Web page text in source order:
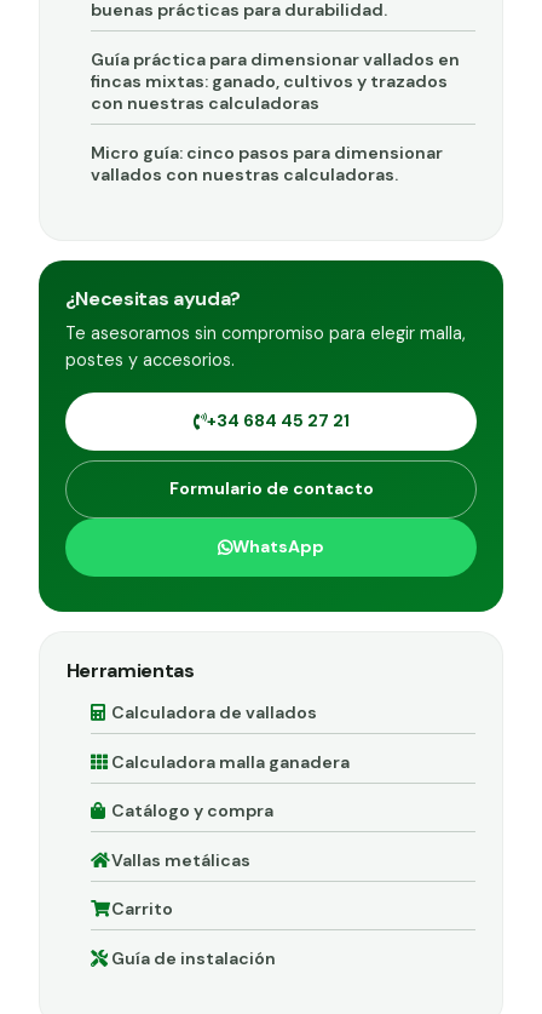
buenas prácticas para durabilidad.
Guía práctica para dimensionar vallados en
fincas mixtas: ganado, cultivos y trazados
con nuestras calculadoras
Micro guía: cinco pasos para dimensionar
vallados con nuestras calculadoras.
¿Necesitas ayuda?
Te asesoramos sin compromiso para elegir malla,
postes y accesorios.
+34 684 45 27 21
Formulario de contacto
WhatsApp
Herramientas
Calculadora de vallados
Calculadora malla ganadera
Catálogo y compra
Vallas metálicas
Carrito
Guía de instalación